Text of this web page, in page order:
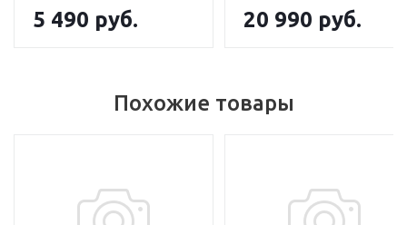
5 490 руб. 20 990 руб.
Похожие товары